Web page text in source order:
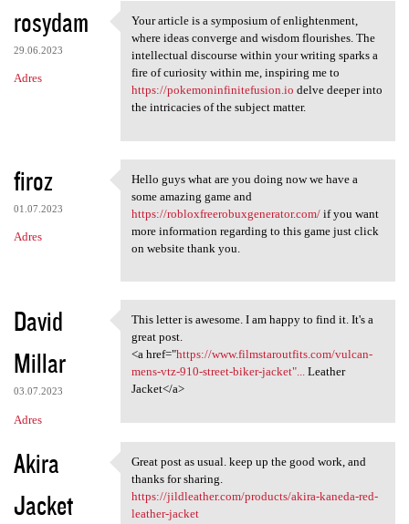
t
a
r
rosydam
29.06.2023
Adres
Your article is a symposium
Your article is a symposium of enlightenment,
where ideas converge and wisdom flourishes. The
intellectual discourse within your writing sparks a
fire of curiosity within me, inspiring me to
https://pokemoninfinitefusion.io delve deeper into
the intricacies of the subject matter.
firoz
01.07.2023
Adres
Hello guys what are you doing
Hello guys what are you doing now we have a
some amazing game and
https://robloxfreerobuxgenerator.com/if you want
more information regarding to this game just click
on website thank you.
David
Millar
03.07.2023
Adres
This letter is awesome. I am
This letter is awesome. I am happy to find it. It's a
great post.
<a href="https://www.filmstaroutfits.com/vulcan-
mens-vtz-910-street-biker-jacket"...Leather
Jacket</a>
Akira
Jacket
Great post as usual. keep up
Great post as usual. keep up the good work, and
thanks for sharing.
https://jildleather.com/products/akira-kaneda-red-
leather-jacket